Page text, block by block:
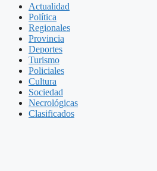
Actualidad
Política
Regionales
Provincia
Deportes
Turismo
Policiales
Cultura
Sociedad
Necrológicas
Clasificados